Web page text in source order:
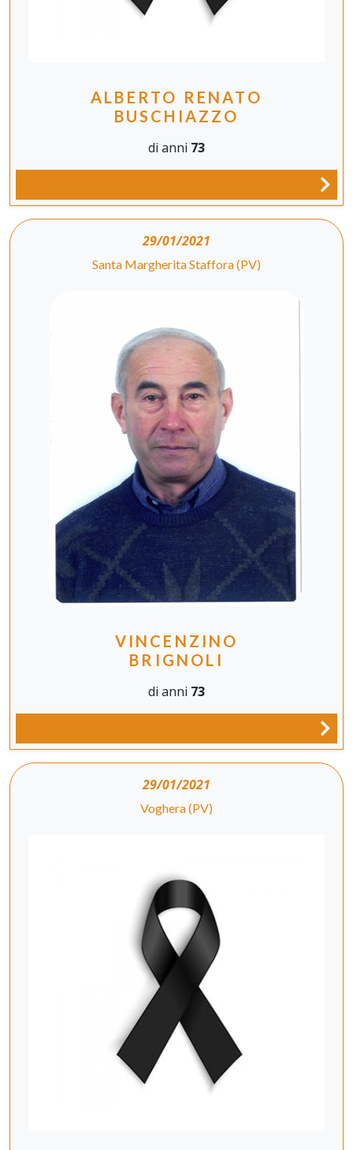
ALBERTO RENATO
BUSCHIAZZO
di anni 73
29/01/2021
Santa Margherita Staffora (PV)
VINCENZINO
BRIGNOLI
di anni 73
29/01/2021
Voghera (PV)